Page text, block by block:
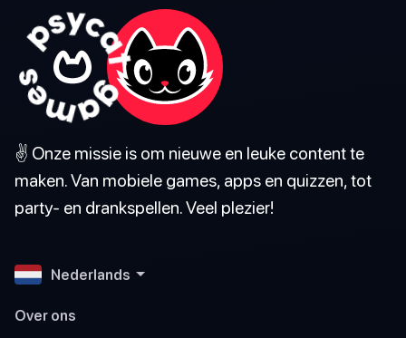
✌️ Onze missie is om nieuwe en leuke content te
maken. Van mobiele games, apps en quizzen, tot
party- en drankspellen. Veel plezier!
Nederlands
Over ons